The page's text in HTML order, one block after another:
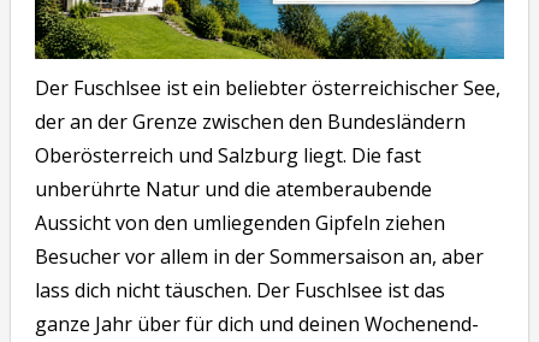
Der Fuschlsee ist ein beliebter österreichischer See,
der an der Grenze zwischen den Bundesländern
Oberösterreich und Salzburg liegt. Die fast
unberührte Natur und die atemberaubende
Aussicht von den umliegenden Gipfeln ziehen
Besucher vor allem in der Sommersaison an, aber
lass dich nicht täuschen. Der Fuschlsee ist das
ganze Jahr über für dich und deinen Wochenend-